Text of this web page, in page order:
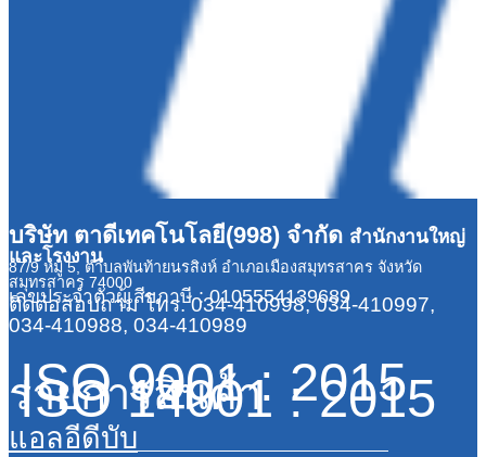
บริษัท ตาดีเทคโนโลยี(998) จำกัด สำนักงานใหญ่
และโรงงาน
87/9 หมู่ 5, ตำบลพันท้ายนรสิงห์ อำเภอเมืองสมุทรสาคร จังหวัด
สมุทรสาคร 74000
เลขประจำตัวผู้เสียภาษี : 0105554139689
ติดต่อสอบถาม โทร. 034-410998, 034-410997,
034-410988, 034-410989
ISO 9001 : 2015
ISO 14001 : 2015
รายการสินค้า
แอลอีดีบับ